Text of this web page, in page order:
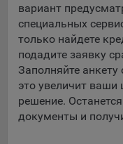
вариант
специальных
только найдете
подадите заявку
Заполняйте
это увеличит
решение.
документы и